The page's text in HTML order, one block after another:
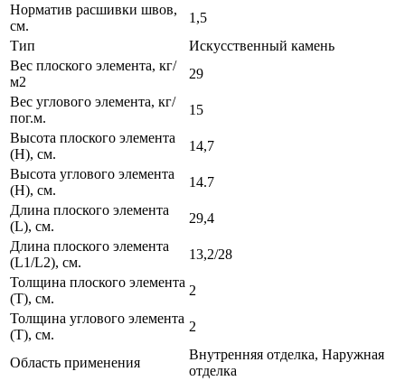
Норматив расшивки швов,
см.
1,5
Тип
Искусственный камень
Вес плоского элемента, кг/
м2
29
Вес углового элемента, кг/
пог.м.
15
Высота плоского элемента
(H), см.
14,7
Высота углового элемента
(H), см.
14.7
Длина плоского элемента
(L), см.
29,4
Длина плоского элемента
(L1/L2), см.
13,2/28
Толщина плоского элемента
(T), см.
2
Толщина углового элемента
(T), см.
2
Область применения
Внутренняя отделка, Наружная
отделка